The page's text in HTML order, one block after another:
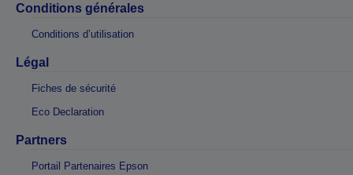
Conditions générales
Conditions d’utilisation
Légal
Fiches de sécurité
Eco Declaration
Partners
Portail Partenaires Epson